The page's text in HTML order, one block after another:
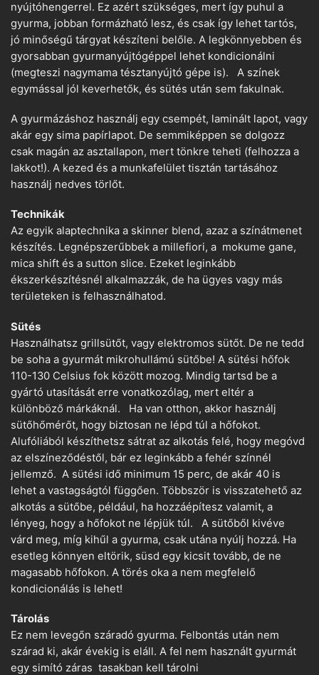
nyújtóhengerrel. Ez azért szükséges, mert így puhul a
gyurma, jobban formázható lesz, és csak így lehet tartós,
jó minőségű tárgyat készíteni belőle. A legkönnyebben és
gyorsabban gyurmanyújtógéppel lehet kondicionálni
(megteszi nagymama tésztanyújtó gépe is). A színek
egymással jól keverhetők, és sütés után sem fakulnak.
A gyurmázáshoz használj egy csempét, laminált lapot, vagy
akár egy sima papírlapot. De semmiképpen se dolgozz
csak magán az asztallapon, mert tönkre teheti (felhozza a
lakkot!). A kezed és a munkafelület tisztán tartásához
használj nedves törlőt.
Technikák
Az egyik alaptechnika a skinner blend, azaz a színátmenet
készítés. Legnépszerűbbek a millefiori, a mokume gane,
mica shift és a sutton slice. Ezeket leginkább
ékszerkészítésnél alkalmazzák, de ha ügyes vagy más
területeken is felhasználhatod.
Sütés
Használhatsz grillsütőt, vagy elektromos sütőt. De ne tedd
be soha a gyurmát mikrohullámú sütőbe! A sütési hőfok
110-130 Celsius fok között mozog. Mindig tartsd be a
gyártó utasítását erre vonatkozólag, mert eltér a
különböző márkáknál. Ha van otthon, akkor használj
sütőhőmérőt, hogy biztosan ne lépd túl a hőfokot.
Alufóliából készíthetsz sátrat az alkotás felé, hogy megóvd
az elszíneződéstől, bár ez leginkább a fehér színnél
jellemző. A sütési idő minimum 15 perc, de akár 40 is
lehet a vastagságtól függően. Többször is visszatehető az
alkotás a sütőbe, például, ha hozzáépítesz valamit, a
lényeg, hogy a hőfokot ne lépjük túl. A sütőből kivéve
várd meg, míg kihűl a gyurma, csak utána nyúlj hozzá. Ha
esetleg könnyen eltörik, süsd egy kicsit tovább, de ne
magasabb hőfokon. A törés oka a nem megfelelő
kondicionálás is lehet!
Tárolás
Ez nem levegőn száradó gyurma. Felbontás után nem
szárad ki, akár évekig is eláll. A fel nem használt gyurmát
egy simító záras tasakban kell tárolni